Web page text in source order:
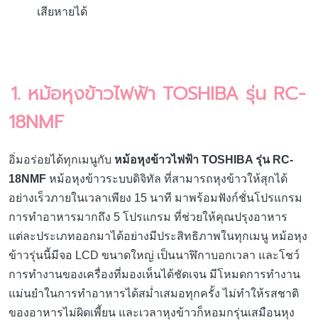
เสียหายได้
1. หม้อหุงข้าวไฟฟ้า TOSHIBA รุ่น RC-
18NMF
อิ่มอร่อยได้ทุกเมนูกับ หม้อหุงข้าวไฟฟ้า TOSHIBA รุ่น RC-
18NMF หม้อหุงข้าวระบบดิจิทัล ที่สามารถหุงข้าวให้สุกได้
อย่างเร็วภายในเวลาเพียง 15 นาที มาพร้อมฟังก์ชั่นโปรแกรม
การทำอาหารมากถึง 5 โปรแกรม ที่ช่วยให้คุณปรุงอาหาร
แต่ละประเภทออกมาได้อย่างมีประสิทธิภาพในทุกเมนู หม้อหุง
ข้าวรุ่นนี้มีจอ LCD ขนาดใหญ่ เป็นนาฬิกาบอกเวลา และโชว์
การทำงานของเครื่องที่มองเห็นได้ชัดเจน มีโหมดการทำงาน
แม่นยำในการทำอาหารได้สม่ำเสมอทุกครั้ง ไม่ทำให้รสชาติ
ของอาหารไม่ผิดเพี้ยน และเวลาหุงข้าวก็หอมกรุ่นเสมือนหุง